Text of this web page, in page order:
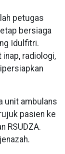
petugas
bersiaga
Idulfitri.
inap, radiologi,
unit ambulans
pasien ke
RSUDZA.